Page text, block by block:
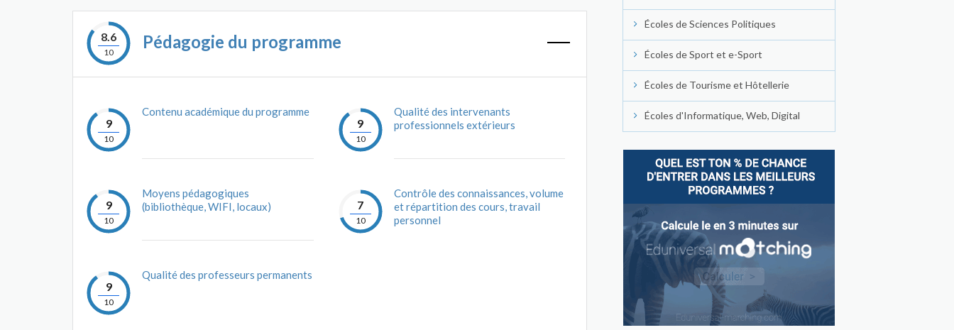
8.6
10
Pédagogie du programme
9
10
Contenu académique du programme
9
10
Moyens pédagogiques
(bibliothèque, WIFI, locaux)
9
10
Qualité des professeurs permanents
9
10
Qualité des intervenants
professionnels extérieurs
7
10
Contrôle des connaissances, volume
et répartition des cours, travail
personnel
Écoles de Sciences Politiques
Écoles de Sport et e-Sport
Écoles de Tourisme et Hôtellerie
Écoles d'Informatique, Web, Digital